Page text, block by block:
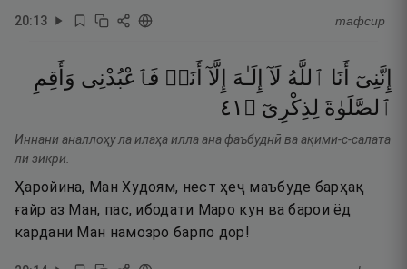
20:13 тафсир
إِنَّنِىٓ أَنَا ٱللَّهُ لَآ إِلَـٰهَ إِلَّآ أَنَا۠ فَٱعْبُدْنِى وَأَقِمِ
ٱلصَّلَوٰةَ لِذِكْرِىٓ ۝ ١٤
Иннани аналлоҳу ла илаҳа илла ана фаъбуднӣ ва ақими-с-салата
ли зикри.
Ҳаройина, Ман Худоям, нест ҳеҷ маъбуде барҳақ
ғайр аз Ман, пас, ибодати Маро кун ва барои ёд
кардани Ман намозро барпо дор!